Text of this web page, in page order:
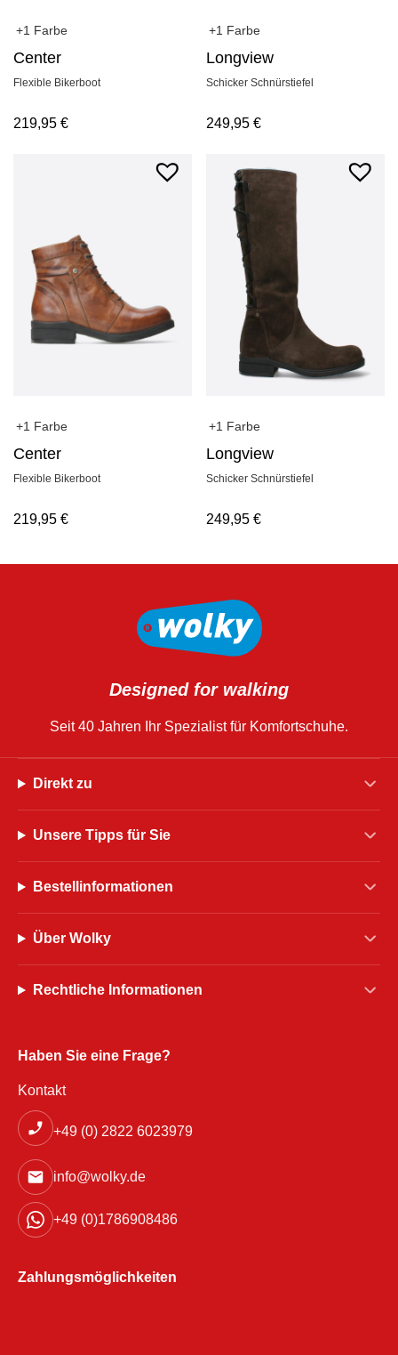
+1 Farbe
Center
Flexible Bikerboot
219,95 €
+1 Farbe
Longview
Schicker Schnürstiefel
249,95€
+1 Farbe
Center
Flexible Bikerboot
219,95 €
+1 Farbe
Longview
Schicker Schnürstiefel
249,95€
Designed for walking
Seit 40 Jahren Ihr Spezialist für Komfortschuhe.
Direkt zu
Unsere Tipps für Sie
Bestellinformationen
Über Wolky
Rechtliche Informationen
Haben Sie eine Frage?
Kontakt
+49 (0) 2822 6023979
info@wolky.de
+49 (0)1786908486
Zahlungsmöglichkeiten